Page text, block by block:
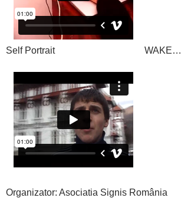
Self Portrait WAKE…
Organizator: Asociatia Signis România